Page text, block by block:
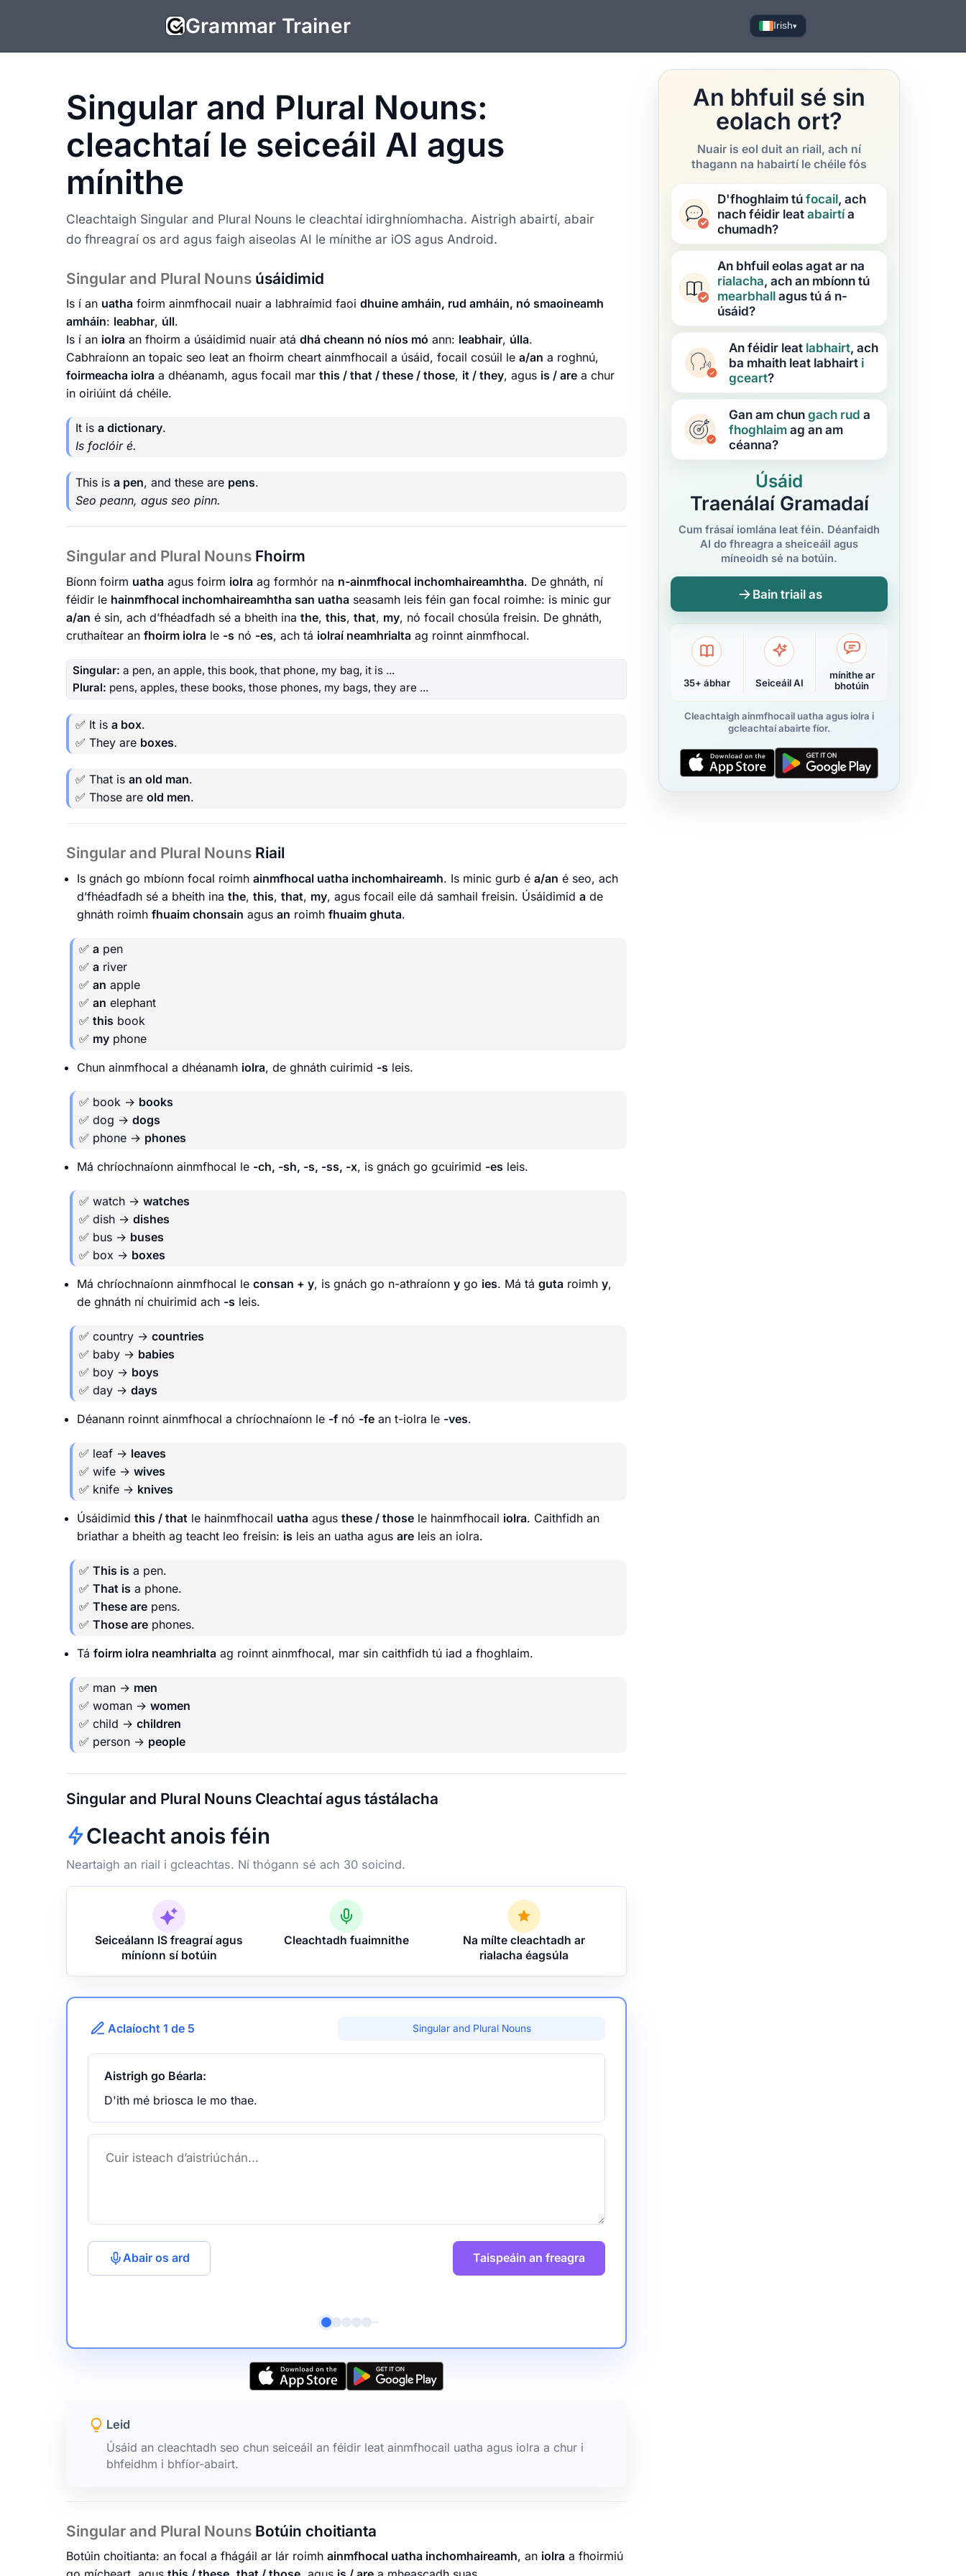
Grammar Trainer Irish▾
Singular and Plural Nouns:
cleachtaí le seiceáil AI agus
mínithe
Cleachtaigh Singular and Plural Nouns le cleachtaí idirghníomhacha. Aistrigh abairtí, abair
do fhreagraí os ard agus faigh aiseolas AI le mínithe ar iOS agus Android.
Singular and Plural Nouns úsáidimid
Is í an uatha foirm ainmfhocail nuair a labhraímid faoi dhuine amháin, rud amháin, nó smaoineamh
amháin: leabhar, úll.
Is í an iolra an fhoirm a úsáidimid nuair atá dhá cheann nó níos mó ann: leabhair, úlla.
Cabhraíonn an topaic seo leat an fhoirm cheart ainmfhocail a úsáid, focail cosúil le a/an a roghnú,
foirmeacha iolra a dhéanamh, agus focail mar this / that / these / those, it / they, agus is / are a chur
in oiriúint dá chéile.
It is a dictionary.
Is foclóir é.
This is a pen, and these are pens.
Seo peann, agus seo pinn.
Singular and Plural Nouns Fhoirm
Bíonn foirm uatha agus foirm iolra ag formhór na n-ainmfhocal inchomhaireamhtha. De ghnáth, ní
féidir le hainmfhocal inchomhaireamhtha san uatha seasamh leis féin gan focal roimhe: is minic gur
a/an é sin, ach d’fhéadfadh sé a bheith ina the, this, that, my, nó focail chosúla freisin. De ghnáth,
cruthaítear an fhoirm iolra le -s nó -es, ach tá iolraí neamhrialta ag roinnt ainmfhocal.
Singular: a pen, an apple, this book, that phone, my bag, it is ...
Plural: pens, apples, these books, those phones, my bags, they are ...
✅ It is a box.
✅ They are boxes.
✅ That is an old man.
✅ Those are old men.
Singular and Plural Nouns Riail
Is gnách go mbíonn focal roimh ainmfhocal uatha inchomhaireamh. Is minic gurb é a/an é seo, ach
d’fhéadfadh sé a bheith ina the, this, that, my, agus focail eile dá samhail freisin. Úsáidimid a de
ghnáth roimh fhuaim chonsain agus an roimh fhuaim ghuta.
✅ a pen
✅ a river
✅ an apple
✅ an elephant
✅ this book
✅ my phone
Chun ainmfhocal a dhéanamh iolra, de ghnáth cuirimid -s leis.
✅ book → books
✅ dog → dogs
✅ phone → phones
Má chríochnaíonn ainmfhocal le -ch, -sh, -s, -ss, -x, is gnách go gcuirimid -es leis.
✅ watch → watches
✅ dish → dishes
✅ bus → buses
✅ box → boxes
Má chríochnaíonn ainmfhocal le consan + y, is gnách go n-athraíonn y go ies. Má tá guta roimh y,
de ghnáth ní chuirimid ach -s leis.
✅ country → countries
✅ baby → babies
✅ boy → boys
✅ day → days
Déanann roinnt ainmfhocal a chríochnaíonn le -f nó -fe an t-iolra le -ves.
✅ leaf → leaves
✅ wife → wives
✅ knife → knives
Úsáidimid this / that le hainmfhocail uatha agus these / those le hainmfhocail iolra. Caithfidh an
briathar a bheith ag teacht leo freisin: is leis an uatha agus are leis an iolra.
✅ This is a pen.
✅ That is a phone.
✅ These are pens.
✅ Those are phones.
Tá foirm iolra neamhrialta ag roinnt ainmfhocal, mar sin caithfidh tú iad a fhoghlaim.
✅ man → men
✅ woman → women
✅ child → children
✅ person → people
Singular and Plural Nouns Cleachtaí agus tástálacha
Cleacht anois féin
Neartaigh an riail i gcleachtas. Ní thógann sé ach 30 soicind.
Seiceálann IS freagraí agus
míníonn sí botúin
Cleachtadh fuaimnithe
Na mílte cleachtadh ar
rialacha éagsúla
Aclaíocht 1 de 5 Singular and Plural Nouns
Aistrigh go Béarla:
D'ith mé briosca le mo thae.
Abair os ard Taispeáin an freagra
Leid
Úsáid an cleachtadh seo chun seiceáil an féidir leat ainmfhocail uatha agus iolra a chur i
bhfeidhm i bhfíor-abairt.
Singular and Plural Nouns Botúin choitianta
Botúin choitianta: an focal a fhágáil ar lár roimh ainmfhocal uatha inchomhaireamh, an iolra a fhoirmiú
An bhfuil sé sin
eolach ort?
Nuair is eol duit an riail, ach ní
thagann na habairtí le chéile fós
D'fhoghlaim túfocail, ach
nach féidir leatabairtía
chumadh?
An bhfuil eolas agat ar na
rialacha, ach an mbíonn tú
mearbhallagus tú á n-
úsáid?
An féidir leat labhairt, ach
ba mhaith leat labhairt i
gceart?
Gan am chungach rud a
fhoghlaimag an am
céanna?
Úsáid
Traenálaí Gramadaí
Cum frásaí iomlána leat féin. Déanfaidh
AI do fhreagra a sheiceáil agus
míneoidh sé na botúin.
Bain triail as
35+ ábhar Seiceáil AI
mínithe ar
bhotúin
Cleachtaigh ainmfhocail uatha agus iolra i
gcleachtaí abairte fíor.